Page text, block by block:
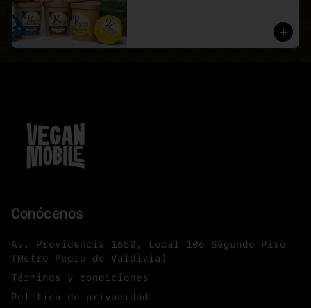
Conócenos
Av. Providencia 1650, Local 106 Segundo Piso
(Metro Pedro de Valdivia)
Términos y condiciones
Política de privacidad